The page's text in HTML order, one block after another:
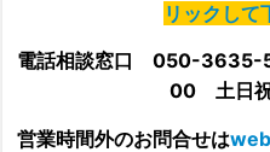
リックして
電話相談窓口 050-3635-
00 土日
営業時間外のお問合せは